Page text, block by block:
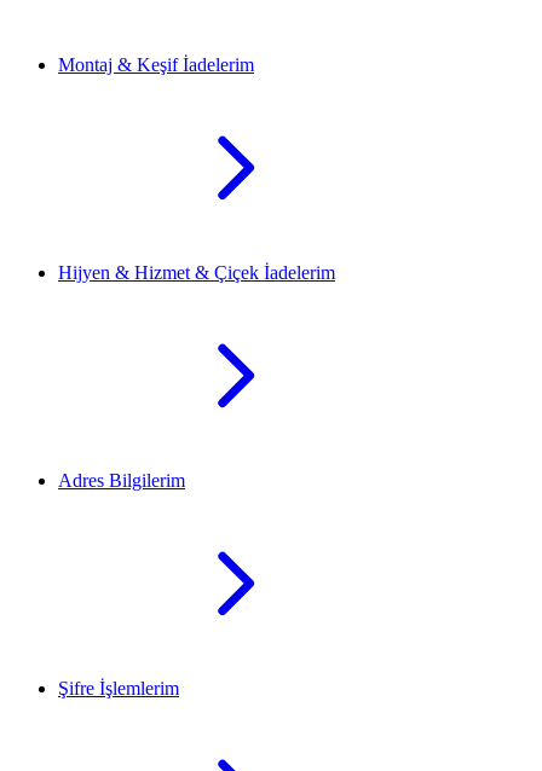
Montaj & Keşif İadelerim
Hijyen & Hizmet & Çiçek İadelerim
Adres Bilgilerim
Şifre İşlemlerim